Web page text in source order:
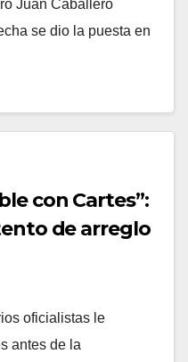
Juan Caballero
se dio la puesta en
con Cartes”:
de arreglo
oficialistas le
antes de la